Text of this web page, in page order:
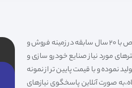
فیلتر شکری تهیه و توزیع کننده انواع فیلتر خودروهای سواری،سنگین،راهسازی و دستگاه های صنعتی و فیلتر های خاص با 20 سال سابقه در زمینه فروش و
مورد نیاز صنایع خودرو سازی و
نموده و با قیمت پایین تر از نمونه
صورت آنلاین پاسخگوی نیازهای